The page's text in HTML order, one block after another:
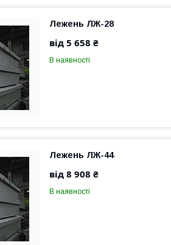
Лежень ЛЖ-28
від 5 658 ₴
В наявності
Лежень ЛЖ-44
від 8 908 ₴
В наявності